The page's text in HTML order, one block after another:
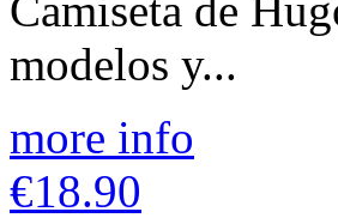
Camiseta de
modelos y...
more info
€18.90